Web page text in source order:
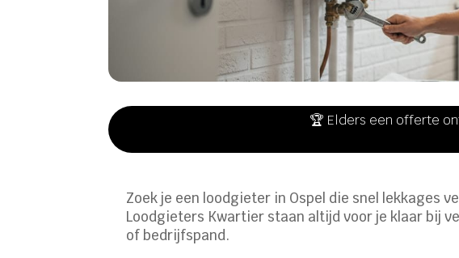
🏆 Elders een offerte
Zoek je een loodgieter in Ospel die snel lekkages
Loodgieters Kwartier staan altijd voor je klaar bij
of bedrijfspand.